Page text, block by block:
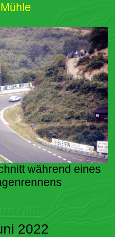
während eines
2022